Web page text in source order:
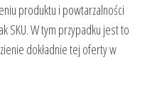
produktu i powtarzalności
SKU. W tym przypadku jest to
dokładnie tej oferty w